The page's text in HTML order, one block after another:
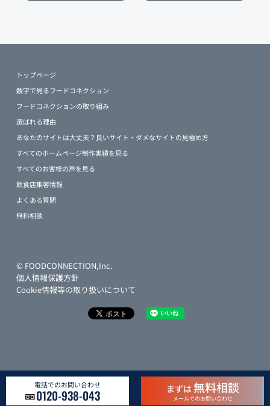
トップページ
数字で見るフードコネクション
フードコネクションの取り組み
選ばれる理由
あなたのサイトは大丈夫？良いサイト・ダメなサイトの見極め方
すべてのホームページ制作実績を見る
すべてのお客様の声を見る
飲食店集客情報
よくある質問
無料相談
© FOODCONNECTION,Inc.
個人情報保護方針
Cookie情報等の取り扱いについて
電話でのお問い合わせ
0120-938-043 まずは 無料相談
メールでのお問い合わせ